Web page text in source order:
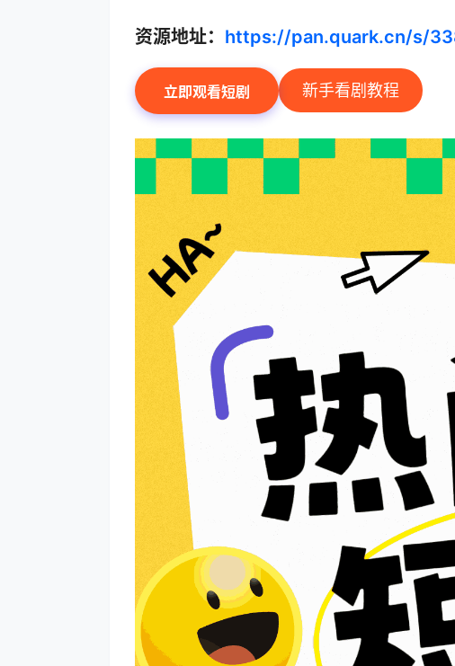
资源地址： https://pan.quark.cn/s/
立即观看短剧 新手看剧教程